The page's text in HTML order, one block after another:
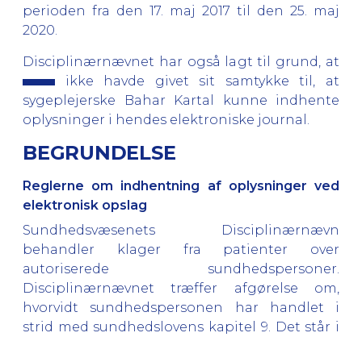
perioden fra den 17. maj 2017 til den 25. maj
2020.
Disciplinærnævnet har også lagt til grund, at
ikke havde givet sit samtykke til, at
sygeplejerske Bahar Kartal kunne indhente
oplysninger i hendes elektroniske journal.
BEGRUNDELSE
Reglerne om indhentning af oplysninger ved
elektronisk opslag
Sundhedsvæsenets Disciplinærnævn
behandler klager fra patienter over
autoriserede sundhedspersoner.
Disciplinærnævnet træffer afgørelse om,
hvorvidt sundhedspersonen har handlet i
strid med sundhedslovens kapitel 9. Det står i